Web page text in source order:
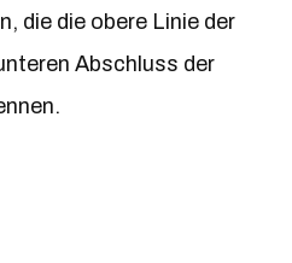
die die obere Linie der
Abschluss der